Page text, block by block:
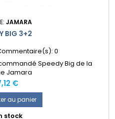
JAMARA
BIG 3+2
0
Speedy Big de la
Jamara
€
au panier
stock